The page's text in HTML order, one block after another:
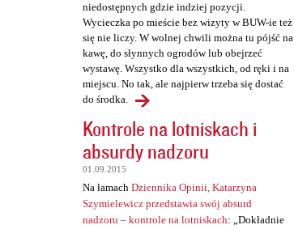
niedostępnych gdzie indziej pozycji.
Wycieczka po mieście bez wizyty w BUW-ie też
się nie liczy. W wolnej chwili można tu pójść na
kawę, do słynnych ogrodów lub obejrzeć
wystawę. Wszystko dla wszystkich, od ręki i na
miejscu. No tak, ale najpierw trzeba się dostać
do środka.
Kontrole na lotniskach i
absurdy nadzoru
01.09.2015
Na łamach Dziennika Opinii, Katarzyna
Szymielewicz przedstawia swój absurd
nadzoru – kontrole na lotniskach: „Dokładnie